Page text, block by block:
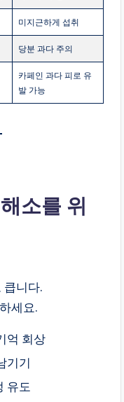
미지근하게 섭취
당분 과다 주의
카페인 과다 피로 유
발 가능
소를 위
큽니다.
세요.
억 회상
기기
유도